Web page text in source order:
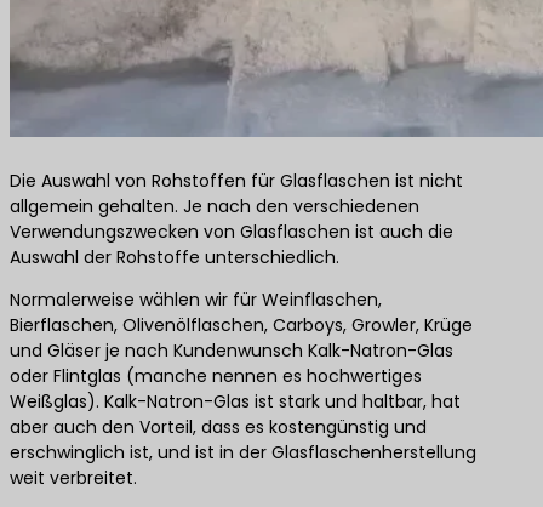
Die Auswahl von Rohstoffen für Glasflaschen ist nicht
allgemein gehalten. Je nach den verschiedenen
Verwendungszwecken von Glasflaschen ist auch die
Auswahl der Rohstoffe unterschiedlich.
Normalerweise wählen wir für Weinflaschen,
Bierflaschen, Olivenölflaschen, Carboys, Growler, Krüge
und Gläser je nach Kundenwunsch Kalk-Natron-Glas
oder Flintglas (manche nennen es hochwertiges
Weißglas). Kalk-Natron-Glas ist stark und haltbar, hat
aber auch den Vorteil, dass es kostengünstig und
erschwinglich ist, und ist in der Glasflaschenherstellung
weit verbreitet.